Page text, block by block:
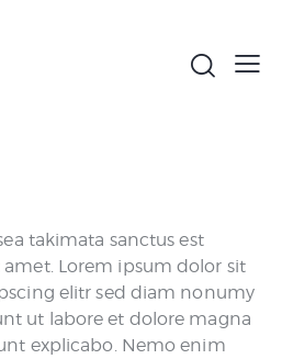
takimata sanctus est
Lorem ipsum dolor sit
elitr sed diam nonumy
ut labore et dolore magna
explicabo. Nemo enim